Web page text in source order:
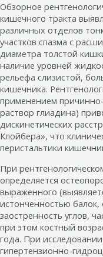
Обзорное
кишечного тракта
различных отделов
участков спазма с
диаметра толстой
наличие уровней
рельефа слизистой,
кишечника.
применением
раствор глиадина)
дискинетических
Клойбера», что
перистальтики
При
определяется
выраженного
истонченностью балок,
заостренность углов,
при этом костный
года. При
гипертензионно-